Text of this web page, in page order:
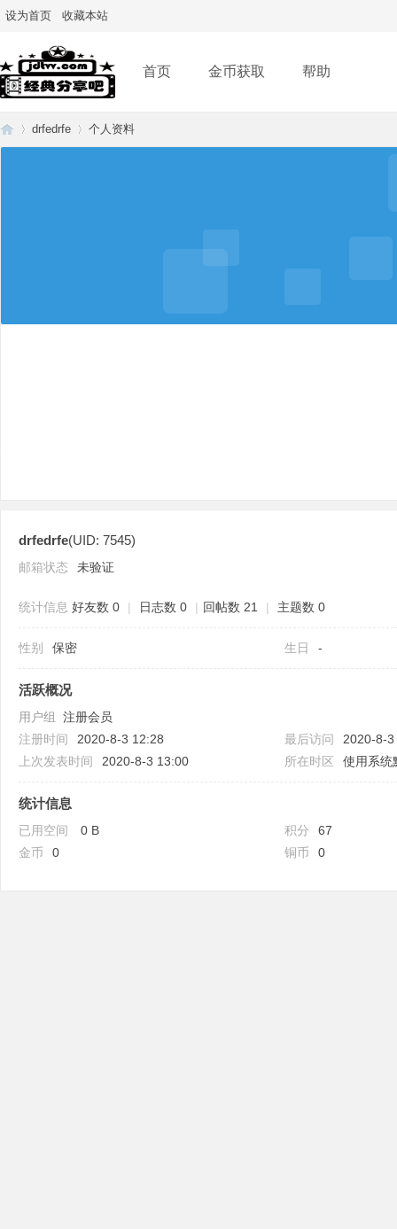
设为首页 收藏本站
首页 金币获取 帮助
drfedrfe 个人资料
drfedrfe(UID: 7545)
邮箱状态 未验证
统计信息 好友数 0 | 日志数 0 | 回帖数 21 | 主题数 0
性别 保密 生日 -
活跃概况
用户组 注册会员
注册时间
2020-8-3 12:28 最后访问
2020-8-
上次发表时间
2020-8-3 13:00 所在时区 使用系统
统计信息
已用空间 0 B 积分
67
金币
0 铜币 0